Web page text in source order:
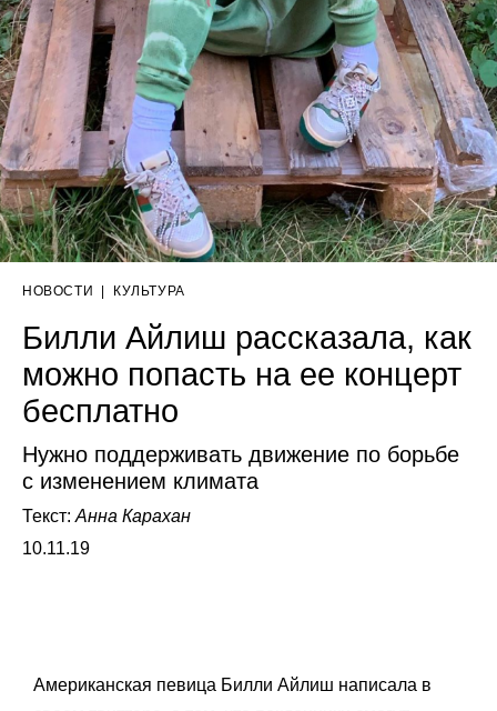
НОВОСТИ | КУЛЬТУРА
Билли Айлиш рассказала, как
можно попасть на ее концерт
бесплатно
Нужно поддерживать движение по борьбе
с изменением климата
Текст: Анна Карахан
10.11.19
Американская певица Билли Айлиш написала в